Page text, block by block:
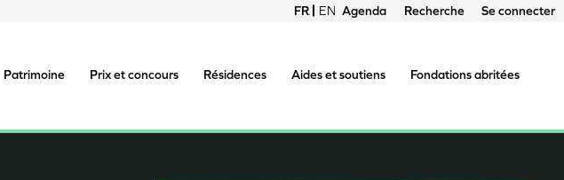
FRANÇAIS
ENGLISH
du
compte
Agenda Recherche Se connecter
Patrimoine Prix et concours Résidences Aides et soutiens Fondations abritées